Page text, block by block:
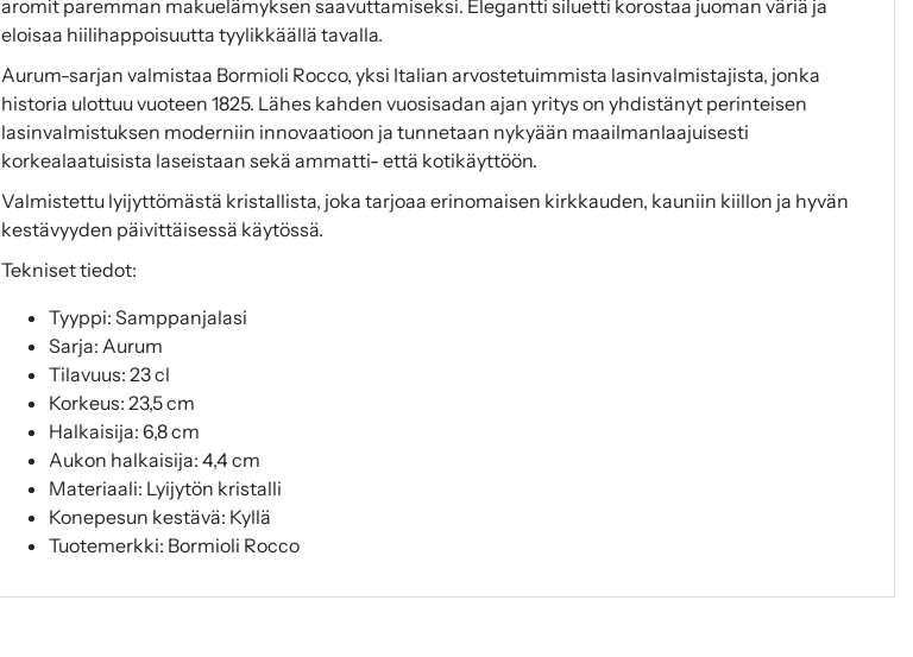
aromit paremman makuelämyksen saavuttamiseksi. Elegantti siluetti korostaa juoman väriä ja
eloisaa hiilihappoisuutta tyylikkäällä tavalla.
Aurum-sarjan valmistaa Bormioli Rocco, yksi Italian arvostetuimmista lasinvalmistajista, jonka
historia ulottuu vuoteen 1825. Lähes kahden vuosisadan ajan yritys on yhdistänyt perinteisen
lasinvalmistuksen moderniin innovaatioon ja tunnetaan nykyään maailmanlaajuisesti
korkealaatuisista laseistaan sekä ammatti- että kotikäyttöön.
Valmistettu lyijyttömästä kristallista, joka tarjoaa erinomaisen kirkkauden, kauniin kiillon ja hyvän
kestävyyden päivittäisessä käytössä.
Tekniset tiedot:
Tyyppi: Samppanjalasi
Sarja: Aurum
Tilavuus: 23 cl
Korkeus: 23,5 cm
Halkaisija: 6,8 cm
Aukon halkaisija: 4,4 cm
Materiaali: Lyijytön kristalli
Konepesun kestävä: Kyllä
Tuotemerkki: Bormioli Rocco